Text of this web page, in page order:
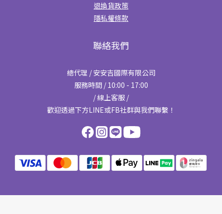
退換貨政策
隱私權條款
聯絡我們
總代理 / 安安吉國際有限公司
服務時間 / 10:00 - 17:00
/ 線上客服 /
歡迎透過下方LINE或FB社群與我們聯繫！